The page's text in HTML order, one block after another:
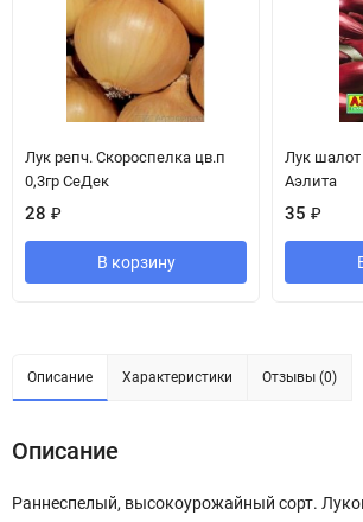
Лук репч. Скороспелка цв.п
0,3гр СеДек
28 ₽
В корзину
Лук шалот
Аэлита
35 ₽
Описание Характеристики Отзывы (0)
Описание
Раннеспелый, высокоурожайный сорт.